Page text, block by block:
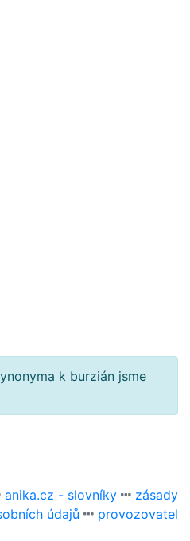
k burzián jsme
anika.cz - slovníky
zásady
údajů
provozovatel